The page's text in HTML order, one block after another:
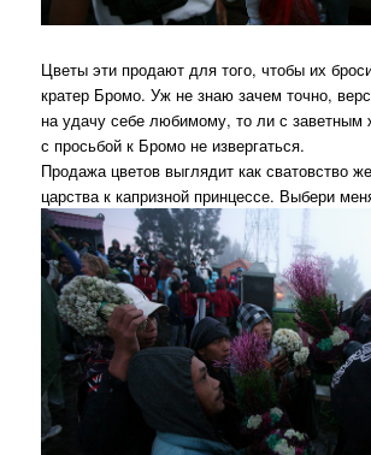
Цветы эти продают для того, чтобы их
кратер Бромо. Уж не знаю зачем точно,
на удачу себе любимому, то ли с заветным
с просьбой к Бромо не извергаться.
Продажа цветов выглядит как сватовство
царства к капризной принцессе. Выбери